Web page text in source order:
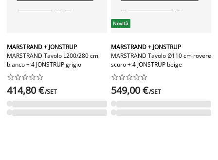
MARSTRAND + JONSTRUP
MARSTRAND Tavolo L200/280 cm
bianco + 4 JONSTRUP grigio






414,80 €/SET
Novità
MARSTRAND + JONSTRUP
MARSTRAND Tavolo Ø110 cm rovere
scuro + 4 JONSTRUP beige






549,00 €/SET